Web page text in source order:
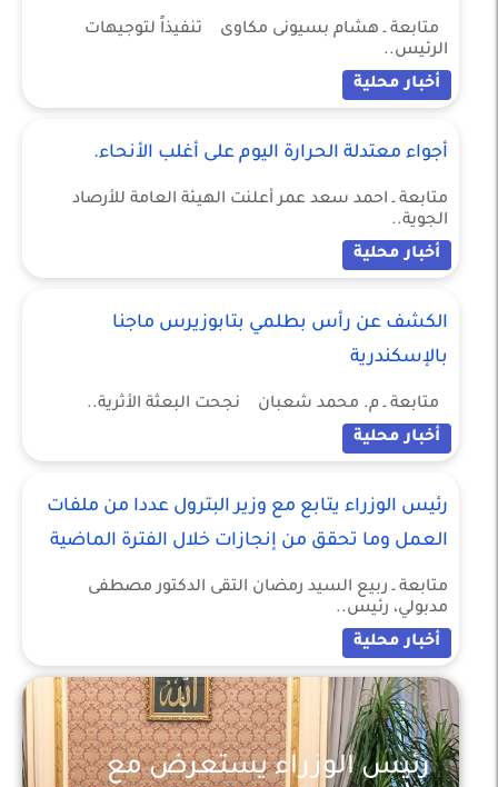
متابعة ـ هشام بسيونى مكاوى تنفيذاً لتوجيهات
الرئيس..
أخبار محلية
أجواء معتدلة الحرارة اليوم على أغلب الأنحاء.
متابعة ـ احمد سعد عمر أعلنت الهيئة العامة للأرصاد
الجوية..
أخبار محلية
الكشف عن رأس بطلمي بتابوزيرس ماجنا
بالإسكندرية
متابعة ـ م. محمد شعبان نجحت البعثة الأثرية..
أخبار محلية
رئيس الوزراء يتابع مع وزير البترول عددا من ملفات
العمل وما تحقق من إنجازات خلال الفترة الماضية
متابعة ـ ربيع السيد رمضان التقى الدكتور مصطفى
مدبولي، رئيس..
أخبار محلية
رئيس الوزراء يستعرض مع